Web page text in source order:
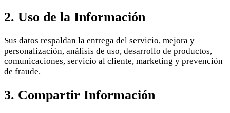
2. Uso de la Información
Sus datos respaldan la entrega del servicio, mejora y
personalización, análisis de uso, desarrollo de productos,
comunicaciones, servicio al cliente, marketing y prevención
de fraude.
3. Compartir Información